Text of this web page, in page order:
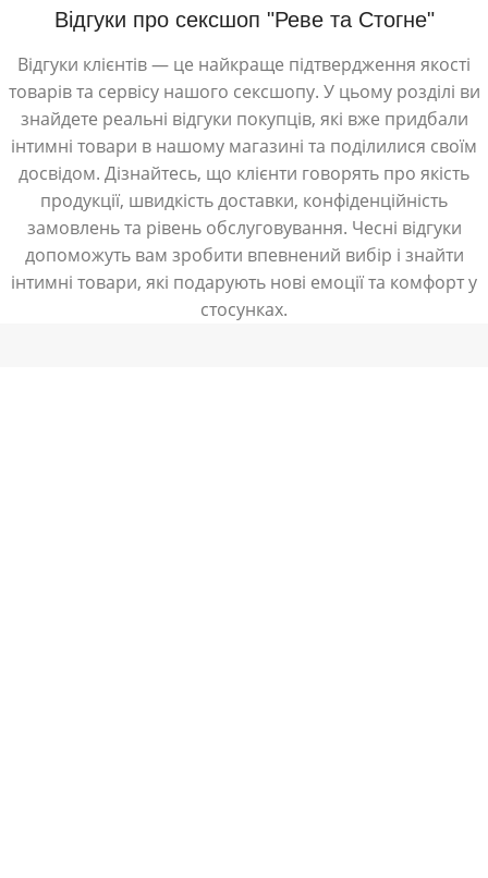
Відгуки про сексшоп "Реве та Стогне"
Відгуки клієнтів — це найкраще підтвердження якості
товарів та сервісу нашого сексшопу. У цьому розділі ви
знайдете реальні відгуки покупців, які вже придбали
інтимні товари в нашому магазині та поділилися своїм
досвідом. Дізнайтесь, що клієнти говорять про якість
продукції, швидкість доставки, конфіденційність
замовлень та рівень обслуговування. Чесні відгуки
допоможуть вам зробити впевнений вибір і знайти
інтимні товари, які подарують нові емоції та комфорт у
стосунках.